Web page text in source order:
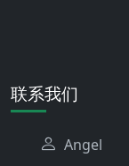
联系我们
Angel